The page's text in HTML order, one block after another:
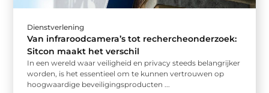
Dienstverlening
Van infraroodcamera’s tot rechercheonderzoek:
Sitcon maakt het verschil
In een wereld waar veiligheid en privacy steeds belangrijker
worden, is het essentieel om te kunnen vertrouwen op
hoogwaardige beveiligingsproducten ...